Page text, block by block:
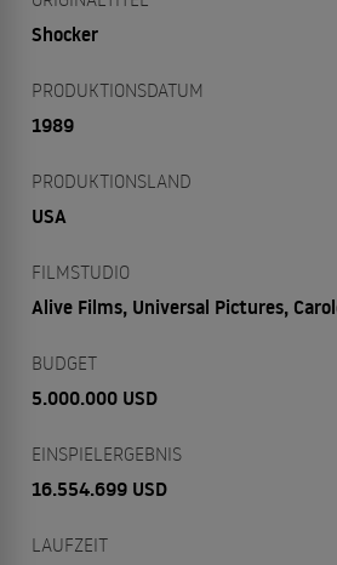
Shocker
PRODUKTIONSDATUM
1989
PRODUKTIONSLAND
USA
FILMSTUDIO
Alive Films, Universal Pictures,
BUDGET
5.000.000 USD
EINSPIELERGEBNIS
16.554.699 USD
LAUFZEIT